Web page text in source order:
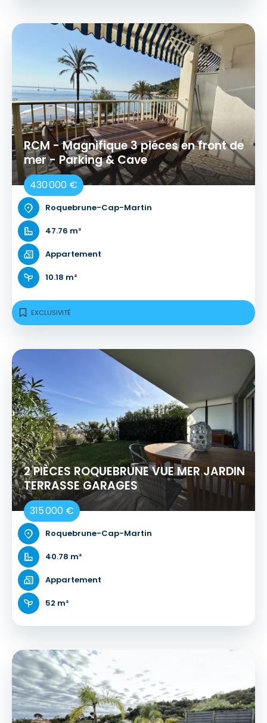
RCM - Magnifique 3 piéces en front de
mer - Parking & Cave
430 000 €
Roquebrune-Cap-Martin
47.76 m²
Appartement
10.18 m²
EXCLUSIVITÉ
2 PIÈCES ROQUEBRUNE VUE MER JARDIN
TERRASSE GARAGES
315 000 €
Roquebrune-Cap-Martin
40.78 m²
Appartement
52 m²